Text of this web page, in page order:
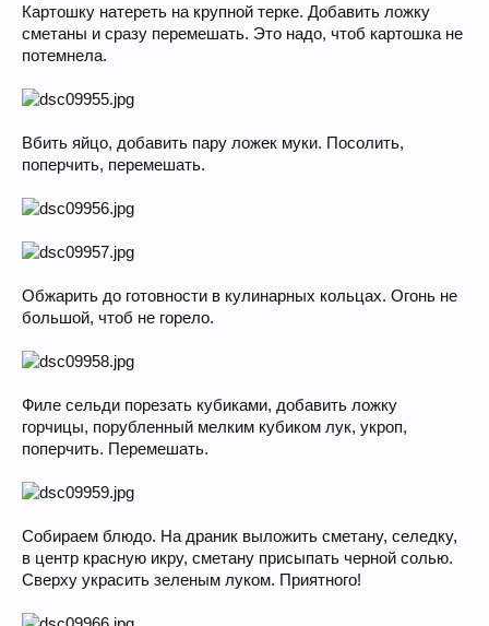
Картошку натереть на крупной терке. Добавить ложку
сметаны и сразу перемешать. Это надо, чтоб картошка не
потемнела.
Вбить яйцо, добавить пару ложек муки. Посолить,
поперчить, перемешать.
Обжарить до готовности в кулинарных кольцах. Огонь не
большой, чтоб не горело.
Филе сельди порезать кубиками, добавить ложку
горчицы, порубленный мелким кубиком лук, укроп,
поперчить. Перемешать.
Собираем блюдо. На драник выложить сметану, селедку,
в центр красную икру, сметану присыпать черной солью.
Сверху украсить зеленым луком. Приятного!